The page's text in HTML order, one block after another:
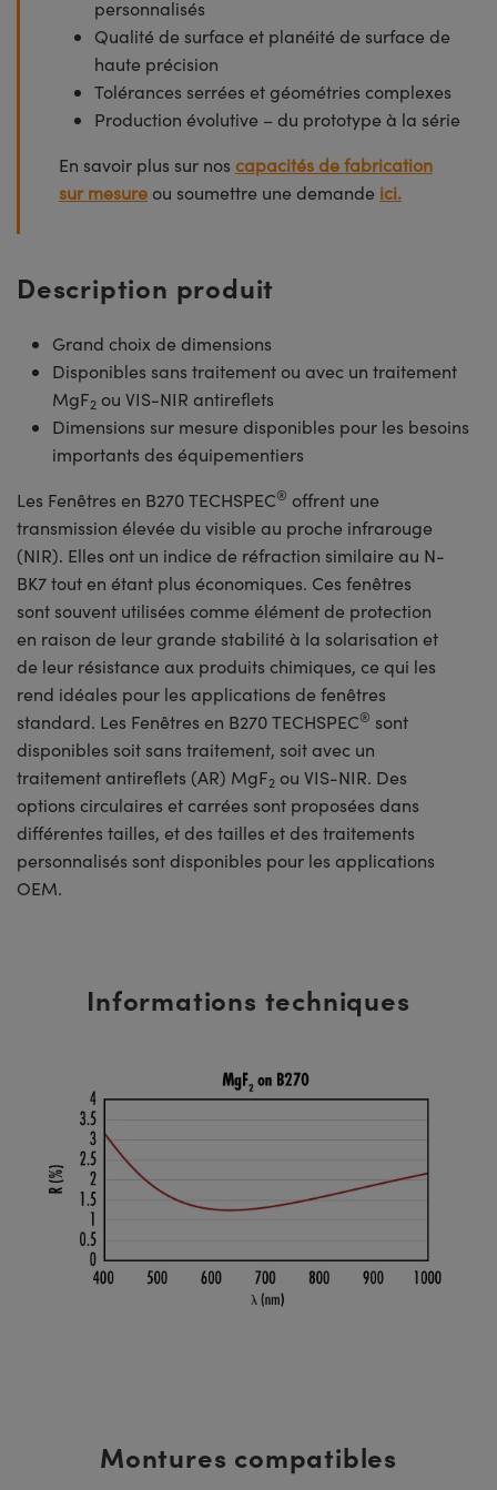
personnalisés
Qualité de surface et planéité de surface de
haute précision
Tolérances serrées et géométries complexes
Production évolutive – du prototype à la série
En savoir plus sur nos capacités de fabrication
sur mesure ou soumettre une demande ici.
Description produit
Grand choix de dimensions
Disponibles sans traitement ou avec un traitement
MgF2 ou VIS-NIR antireflets
Dimensions sur mesure disponibles pour les besoins
importants des équipementiers
Les Fenêtres en B270 TECHSPEC® offrent une
transmission élevée du visible au proche infrarouge
(NIR). Elles ont un indice de réfraction similaire au N-
BK7 tout en étant plus économiques. Ces fenêtres
sont souvent utilisées comme élément de protection
en raison de leur grande stabilité à la solarisation et
de leur résistance aux produits chimiques, ce qui les
rend idéales pour les applications de fenêtres
standard. Les Fenêtres en B270 TECHSPEC® sont
disponibles soit sans traitement, soit avec un
traitement antireflets (AR) MgF2 ou VIS-NIR. Des
options circulaires et carrées sont proposées dans
différentes tailles, et des tailles et des traitements
personnalisés sont disponibles pour les applications
OEM.
Informations techniques
Montures compatibles